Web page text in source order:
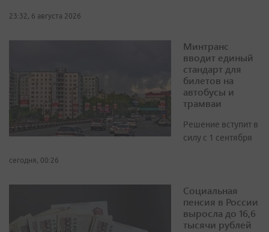
23:32, 6 августа 2026
Минтранс
вводит единый
стандарт для
билетов на
автобусы и
трамваи
Решение вступит в
силу с 1 сентября
сегодня, 00:26
Социальная
пенсия в России
выросла до 16,6
тысячи рублей